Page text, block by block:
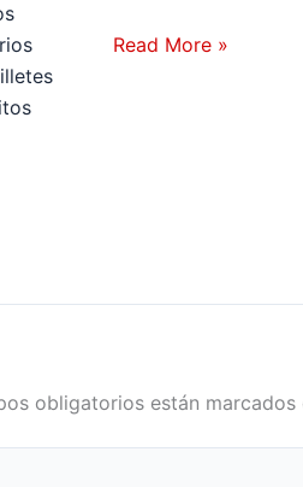
Read More »
obligatorios están marcados